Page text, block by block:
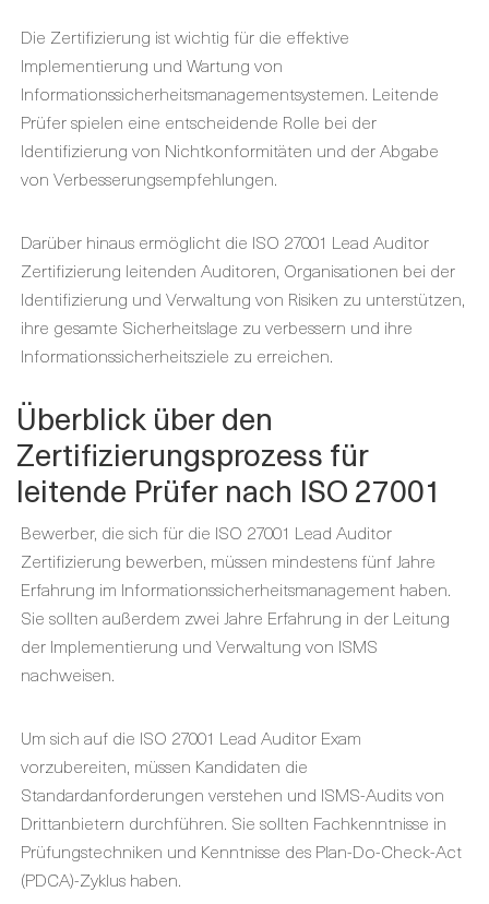
Die Zertifizierung ist wichtig für die effektive
Implementierung und Wartung von
Informationssicherheitsmanagementsystemen. Leitende
Prüfer spielen eine entscheidende Rolle bei der
Identifizierung von Nichtkonformitäten und der Abgabe
von Verbesserungsempfehlungen.
Darüber hinaus ermöglicht die ISO 27001 Lead Auditor
Zertifizierung leitenden Auditoren, Organisationen bei der
Identifizierung und Verwaltung von Risiken zu unterstützen,
ihre gesamte Sicherheitslage zu verbessern und ihre
Informationssicherheitsziele zu erreichen.
Überblick über den
Zertifizierungsprozess für
leitende Prüfer nach ISO 27001
Bewerber, die sich für die ISO 27001 Lead Auditor
Zertifizierung bewerben, müssen mindestens fünf Jahre
Erfahrung im Informationssicherheitsmanagement haben.
Sie sollten außerdem zwei Jahre Erfahrung in der Leitung
der Implementierung und Verwaltung von ISMS
nachweisen.
Um sich auf die ISO 27001 Lead Auditor Exam
vorzubereiten, müssen Kandidaten die
Standardanforderungen verstehen und ISMS-Audits von
Drittanbietern durchführen. Sie sollten Fachkenntnisse in
Prüfungstechniken und Kenntnisse des Plan-Do-Check-Act
(PDCA)-Zyklus haben.